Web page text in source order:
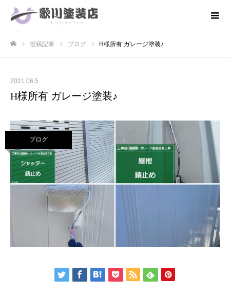
投稿記事 ブログ H様所有 ガレージ塗装♪
2021.06.5
H様所有 ガレージ塗装♪
ブログ